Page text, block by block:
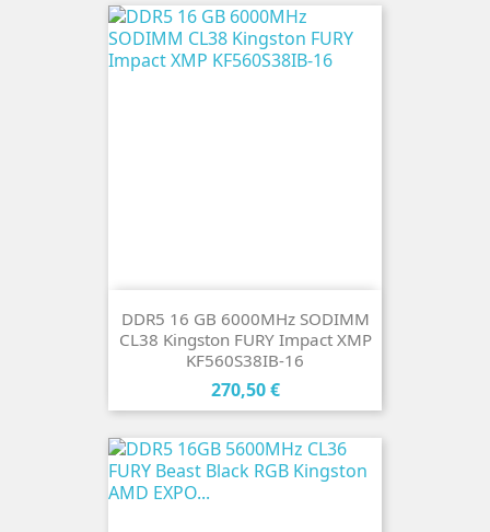
DDR5 16 GB 6000MHz SODIMM
CL38 Kingston FURY Impact XMP
KF560S38IB-16
Cena
270,50 €